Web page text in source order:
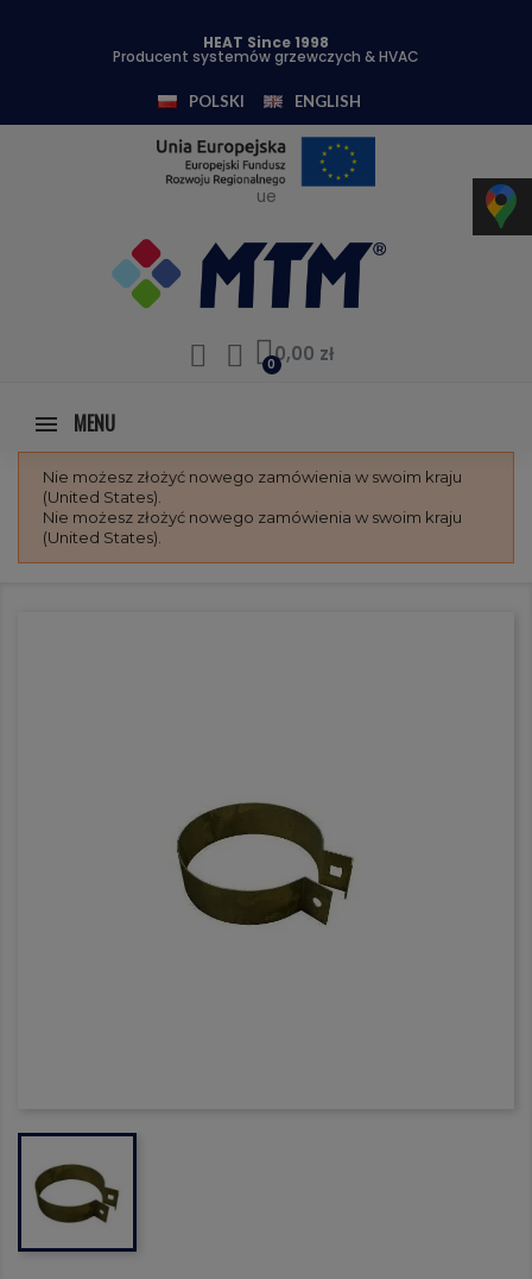
HEAT Since 1998
Producent systemów grzewczych & HVAC
POLSKI ENGLISH
ue
0,00 zł
MENU
Nie możesz złożyć nowego zamówienia w swoim kraju
(United States).
Nie możesz złożyć nowego zamówienia w swoim kraju
(United States).